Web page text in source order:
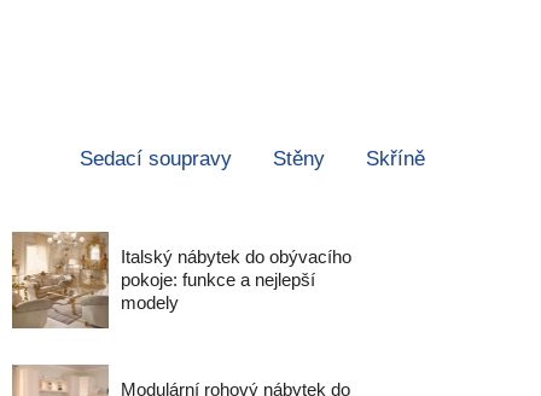
Sedací soupravy Stěny Skříně
Italský nábytek do obývacího
pokoje: funkce a nejlepší
modely
Modulární rohový nábytek do